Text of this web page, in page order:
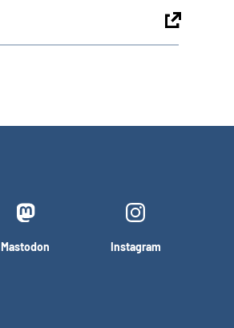
Mastodon Instagram